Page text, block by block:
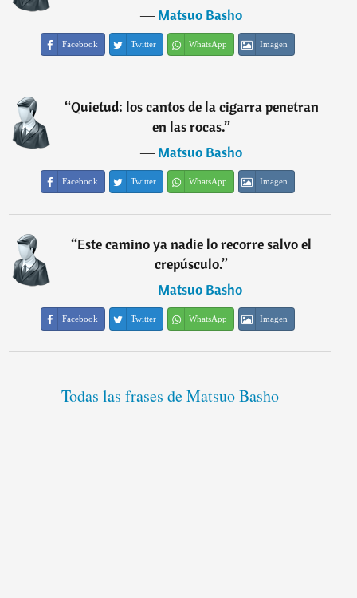
―Matsuo Basho
Facebook Twitter WhatsApp Imagen
“Quietud: los cantos de la cigarra penetran
en las rocas.”
―Matsuo Basho
Facebook Twitter WhatsApp Imagen
“Este camino ya nadie lo recorre salvo el
crepúsculo.”
―Matsuo Basho
Facebook Twitter WhatsApp Imagen
Todas las frases de Matsuo Basho